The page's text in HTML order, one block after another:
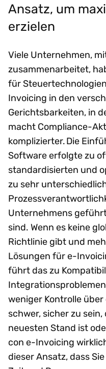
Ansatz, um
erzielen
Viele Unternehmen,
zusammenarbeitet,
für
Invoicing in den
Gerichtsbarkeiten, in
macht Compliance-
komplizierter. Die
Software erfolgte zu
standardisierten und
zu sehr
Unternehmens
sind. Wenn es keine
Richtlinie gibt und
Lösungen für e-
führt das zu
weniger Kontrolle über
schwer, sicher zu
neuesten Stand ist
con e-Invoicing
dieser Ansatz, dass